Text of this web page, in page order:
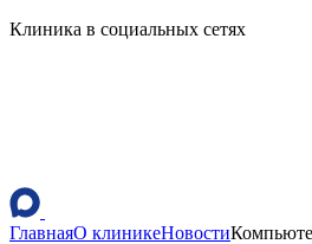
Клиника в социальных сетях
ГлавнаяО клиникеНовости